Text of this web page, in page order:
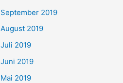
September 2019
August 2019
Juli 2019
Juni 2019
Mai 2019